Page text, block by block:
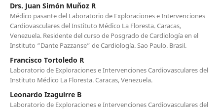
Drs. Juan Simón Muñoz R
Médico pasante del Laboratorio de Exploraciones e Intervenciones
Cardiovasculares del Instituto Médico La Floresta. Caracas,
Venezuela. Residente del curso de Posgrado de Cardiología en el
Instituto “Dante Pazzanse” de Cardiología. Sao Paulo. Brasil.
Francisco Tortoledo R
Laboratorio de Exploraciones e Intervenciones Cardiovasculares del
Instituto Médico La Floresta. Caracas, Venezuela.
Leonardo Izaguirre B
Laboratorio de Exploraciones e Intervenciones Cardiovasculares del